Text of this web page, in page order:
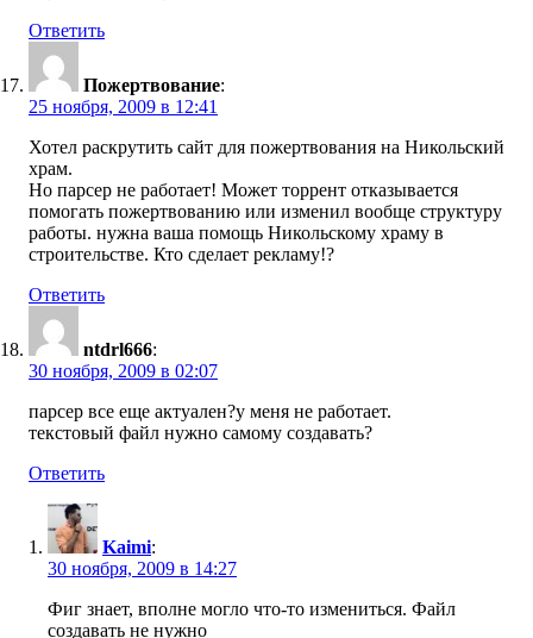
Ответить
Пожертвование:
25 ноября, 2009 в 12:41
Хотел раскрутить сайт для пожертвования на Никольский
храм.
Но парсер не работает! Может торрент отказывается
помогать пожертвованию или изменил вообще структуру
работы. нужна ваша помощь Никольскому храму в
строительстве. Кто сделает рекламу!?
Ответить
ntdrl666:
30 ноября, 2009 в 02:07
парсер все еще актуален?у меня не работает.
текстовый файл нужно самому создавать?
Ответить
Kaimi:
30 ноября, 2009 в 14:27
Фиг знает, вполне могло что-то измениться. Файл
создавать не нужно